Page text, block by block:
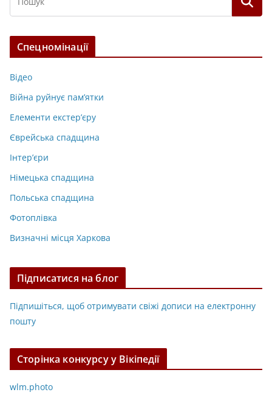
Спецномінації
Відео
Війна руйнує пам’ятки
Елементи екстер’єру
Єврейська спадщина
Інтер’єри
Німецька спадщина
Польська спадщина
Фотоплівка
Визначні місця Харкова
Підписатися на блог
Підпишіться, щоб отримувати свіжі дописи на електронну
пошту
Сторінка конкурсу у Вікіпедії
wlm.photo